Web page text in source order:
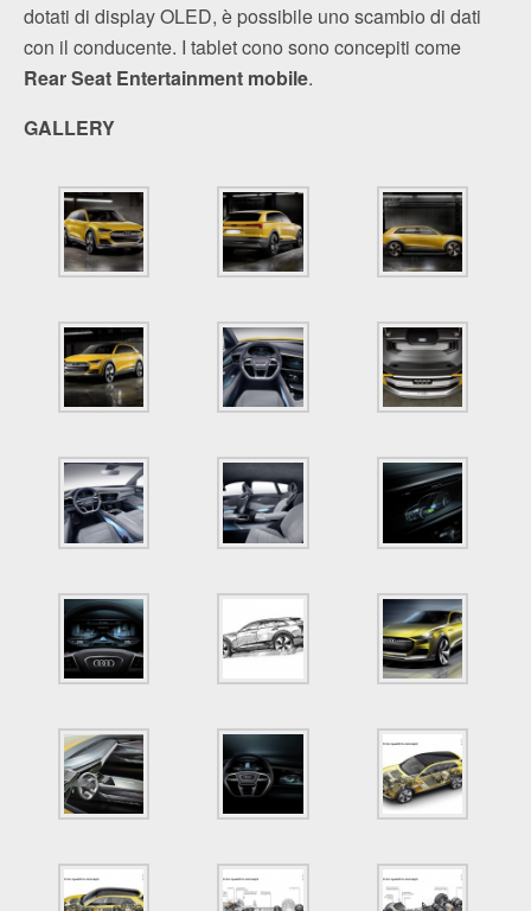
dotati di display OLED, è possibile uno scambio di dati
con il conducente. I tablet cono sono concepiti come
Rear Seat Entertainment mobile.
GALLERY